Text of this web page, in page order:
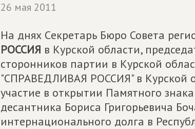
26 мая 2011
На днях Cекретарь Бюро Совета
РОССИЯ в Курской области,
сторонников партии в Курской
"СПРАВЕДЛИВАЯ РОССИЯ" в Курской
участие в открытии Памятного
десантника Бориса Григорьевича
интернационального долга в